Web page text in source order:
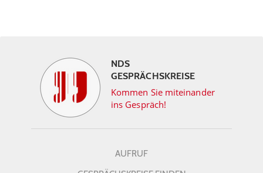
NDS
GESPRÄCHSKREISE
Kommen Sie miteinander
ins Gespräch!
AUFRUF